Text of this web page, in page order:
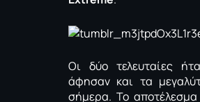
Οι δύο τελευταίες
άφησαν και τα
σήμερα. Το